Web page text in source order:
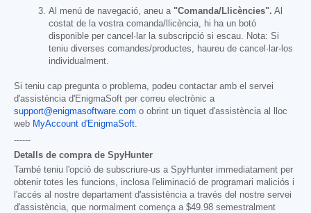
Al menú de navegació, aneu a "Comanda/Llicències". Al
costat de la vostra comanda/llicència, hi ha un botó
disponible per cancel·lar la subscripció si escau. Nota: Si
teniu diverses comandes/productes, haureu de cancel·lar-los
individualment.
Si teniu cap pregunta o problema, podeu contactar amb el servei
d'assistència d'EnigmaSoft per correu electrònic a
support@enigmasoftware.com o obrint un tiquet d'assistència al lloc
web MyAccount d'EnigmaSoft.
------
Detalls de compra de SpyHunter
També teniu l'opció de subscriure-us a SpyHunter immediatament per
obtenir totes les funcions, inclosa l'eliminació de programari maliciós i
l'accés al nostre departament d'assistència a través del nostre servei
d'assistència, que normalment comença a $49.98 semestralment